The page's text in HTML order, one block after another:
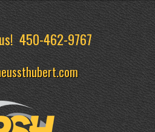
450-462-9767